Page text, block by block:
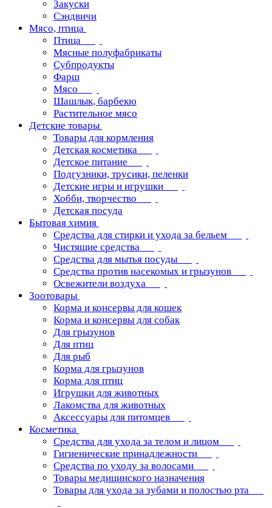
Закуски
Сэндвичи
Мясо, птица
Птица
Мясные полуфабрикаты
Субпродукты
Фарш
Мясо
Шашлык, барбекю
Растительное мясо
Детские товары
Товары для кормления
Детская косметика
Детское питание
Подгузники, трусики, пеленки
Детские игры и игрушки
Хобби, творчество
Детская посуда
Бытовая химия
Средства для стирки и ухода за бельем
Чистящие средства
Средства для мытья посуды
Средства против насекомых и грызунов
Освежители воздуха
Зоотовары
Корма и консервы для кошек
Корма и консервы для собак
Для грызунов
Для птиц
Для рыб
Корма для грызунов
Корма для птиц
Игрушки для животных
Лакомства для животных
Аксессуары для питомцев
Косметика
Средства для ухода за телом и лицом
Гигиенические принадлежности
Средства по уходу за волосами
Товары медицинского назначения
Товары для ухода за зубами и полостью рта